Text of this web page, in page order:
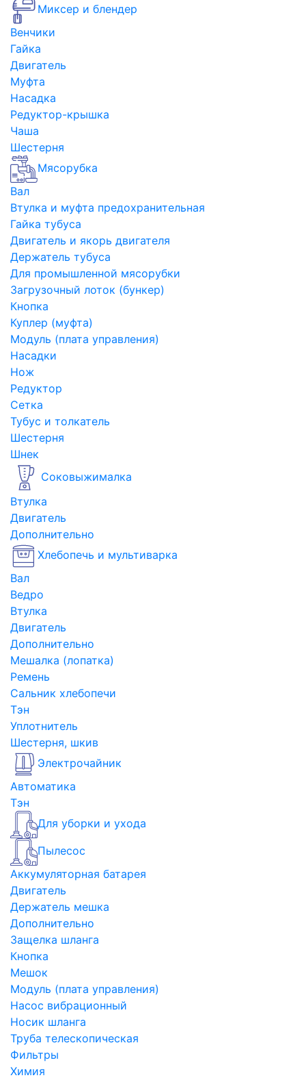
Миксер и блендер
Венчики
Гайка
Двигатель
Муфта
Насадка
Редуктор-крышка
Чаша
Шестерня
Мясорубка
Вал
Втулка и муфта предохранительная
Гайка тубуса
Двигатель и якорь двигателя
Держатель тубуса
Для промышленной мясорубки
Загрузочный лоток (бункер)
Кнопка
Куплер (муфта)
Модуль (плата управления)
Насадки
Нож
Редуктор
Сетка
Тубус и толкатель
Шестерня
Шнек
Соковыжималка
Втулка
Двигатель
Дополнительно
Хлебопечь и мультиварка
Вал
Ведро
Втулка
Двигатель
Дополнительно
Мешалка (лопатка)
Ремень
Сальник хлебопечи
Тэн
Уплотнитель
Шестерня, шкив
Электрочайник
Автоматика
Тэн
Для уборки и ухода
Пылесос
Аккумуляторная батарея
Двигатель
Держатель мешка
Дополнительно
Защелка шланга
Кнопка
Мешок
Модуль (плата управления)
Насос вибрационный
Носик шланга
Труба телескопическая
Фильтры
Химия